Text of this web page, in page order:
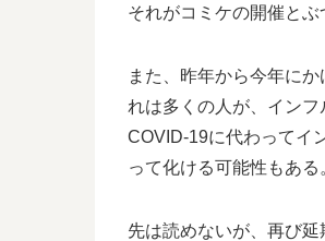
それがコミケの開催とぶ
また、昨年から今年に
れは多くの人が、イン
COVID-19に代わってイ
って化ける可能性もある
先は読めないが、再び延